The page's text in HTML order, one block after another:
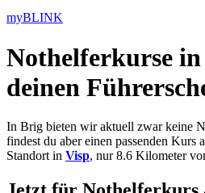
myBLINK
Nothelferkurse
deinen
In Brig bieten wir aktuell zwar keine
findest du aber einen passenden Kurs
Standort in Visp, nur 8.6 Kilometer